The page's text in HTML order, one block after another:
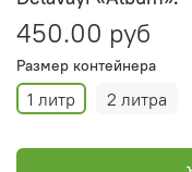
450.00 руб
Размер контейнера
1 литр 2 литра